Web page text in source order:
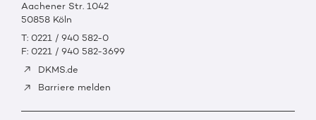
Aachener Str. 1042
50858 Köln
T: 0221 / 940 582-0
F: 0221 / 940 582-3699
DKMS.de
Barriere melden